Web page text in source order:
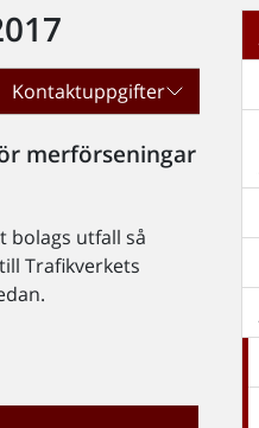
Kontaktuppgifter
merförseningar
bolags utfall så
Trafikverkets